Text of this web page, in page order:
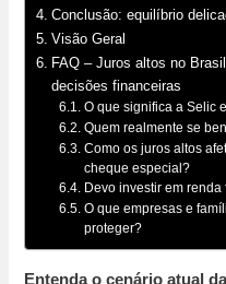
Conclusão: equilíbrio
Visão Geral
FAQ – Juros altos no
decisões financeiras
O que significa a Selic
Quem realmente se
Como os juros altos
cheque especial?
Devo investir em
O que empresas e
proteger?
Entenda o cenário atual